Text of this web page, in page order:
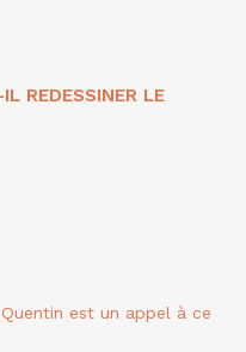
REDESSINER LE
est un appel à ce